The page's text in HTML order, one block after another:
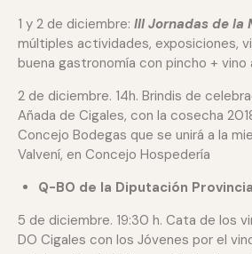
1 y 2 de diciembre: III Jornadas de la
múltiples actividades, exposiciones,
buena gastronomía con pincho + vino
2 de diciembre. 14h. Brindis de
Añada de Cigales, con la cosecha
Concejo Bodegas que se unirá a la
Valvení, en Concejo Hospedería
Q-BO de la Diputación
5 de diciembre. 19:30 h. Cata de los
DO Cigales con los Jóvenes por el